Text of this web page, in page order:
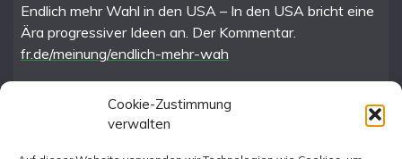
Cookie-Zustimmung
verwalten
Endlich mehr Wahl in den USA – In den USA bricht eine
Ära progressiver Ideen an. Der Kommentar.
fr.de/meinung/endlich-mehr-wah